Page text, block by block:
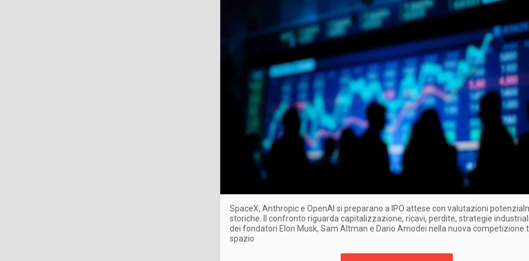
SpaceX, Anthropic e OpenAI si preparano a IPO attese con valutazioni
storiche. Il confronto riguarda capitalizzazione, ricavi, perdite, strategie
dei fondatori Elon Musk, Sam Altman e Dario Amodei nella nuova competizione
spazio